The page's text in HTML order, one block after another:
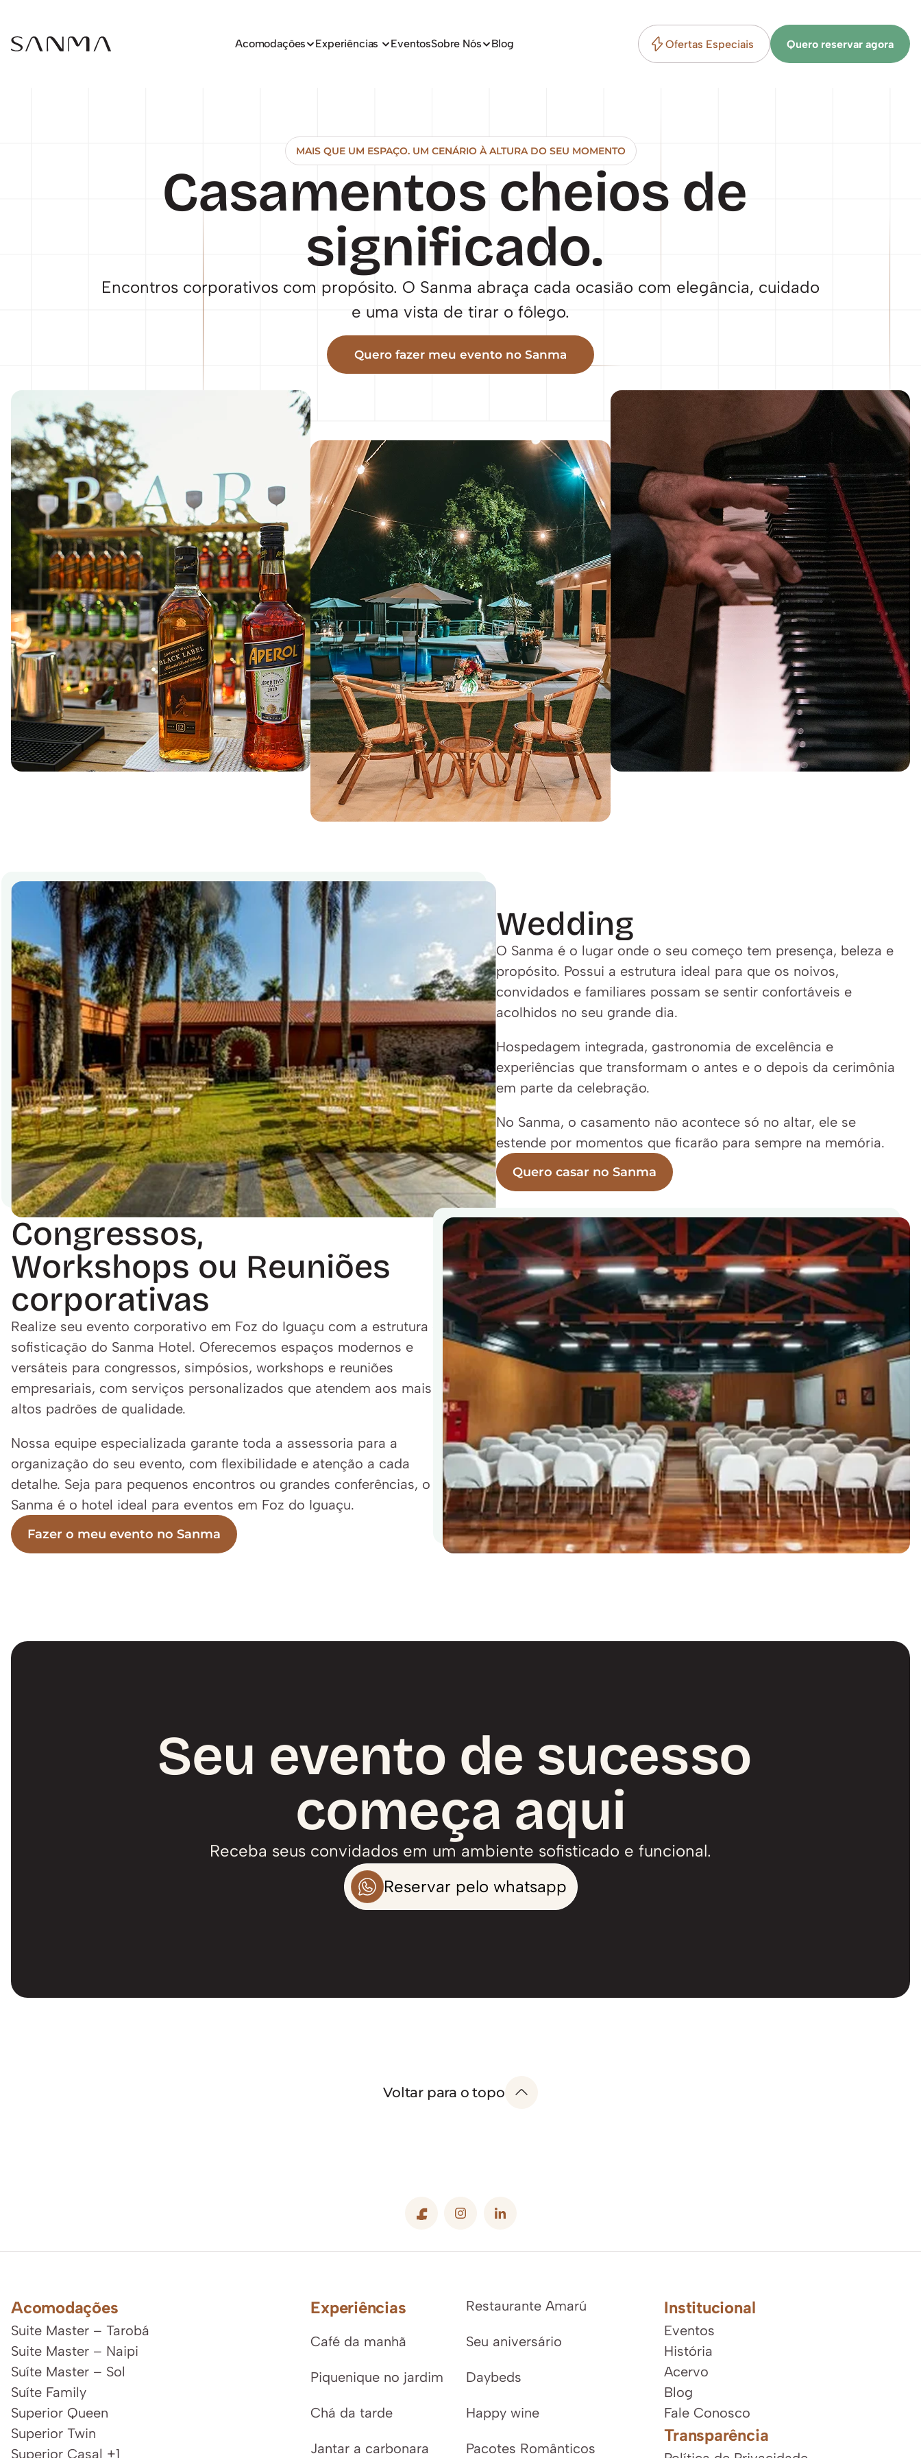
Acomodações Experiências EventosSobre Nós Blog Ofertas Especiais Quero reservar agora
MAIS QUE UM ESPAÇO. UM CENÁRIO À ALTURA DO SEU MOMENTO
Casamentos cheios de
significado.
Encontros corporativos com propósito. O Sanma abraça cada ocasião com elegância, cuidado
e uma vista de tirar o fôlego.
Quero fazer meu evento no Sanma
Wedding
O Sanma é o lugar onde o seu começo tem presença, beleza e
propósito. Possui a estrutura ideal para que os noivos,
convidados e familiares possam se sentir confortáveis e
acolhidos no seu grande dia.
Hospedagem integrada, gastronomia de excelência e
experiências que transformam o antes e o depois da cerimônia
em parte da celebração.
No Sanma, o casamento não acontece só no altar, ele se
estende por momentos que ficarão para sempre na memória.
Quero casar no Sanma
Congressos,
Workshops ou Reuniões
corporativas
Realize seu evento corporativo em Foz do Iguaçu com a estrutura e
sofisticação do Sanma Hotel. Oferecemos espaços modernos e
versáteis para congressos, simpósios, workshops e reuniões
empresariais, com serviços personalizados que atendem aos mais
altos padrões de qualidade.
Nossa equipe especializada garante toda a assessoria para a
organização do seu evento, com flexibilidade e atenção a cada
detalhe. Seja para pequenos encontros ou grandes conferências, o
Sanma é o hotel ideal para eventos em Foz do Iguaçu.
Fazer o meu evento no Sanma
Seu evento de sucesso
começa aqui
Receba seus convidados em um ambiente sofisticado e funcional.
Reservar pelo whatsapp
Voltar para o topo
Acomodações
Suite Master – Tarobá
Suite Master – Naipi
Suíte Master – Sol
Suíte Family
Superior Queen
Superior Twin
Superior Casal +1
Experiências Restaurante Amarú
Café da manhã Seu aniversário
Piquenique no jardim Daybeds
Chá da tarde Happy wine
Jantar a carbonara Pacotes Românticos
Institucional
Eventos
História
Acervo
Blog
Fale Conosco
Transparência